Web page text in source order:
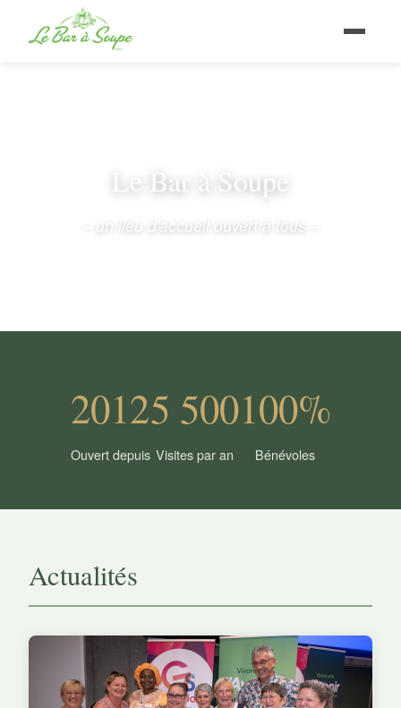
Le Bar à Soupe
– un lieu d'accueil ouvert à tous –
2012
Ouvert depuis
5 500
Visites par an
100%
Bénévoles
Actualités